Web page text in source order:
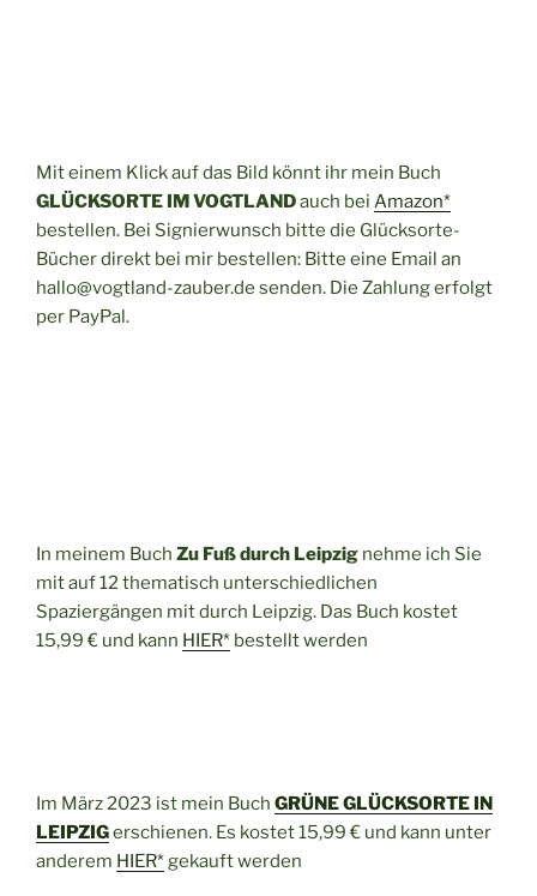
Mit einem Klick auf das Bild könnt ihr mein Buch
GLÜCKSORTE IM VOGTLANDauch bei Amazon*
bestellen. Bei Signierwunsch bitte die Glücksorte-
Bücher direkt bei mir bestellen: Bitte eine Email an
hallo@vogtland-zauber.de senden. Die Zahlung erfolgt
per PayPal.
In meinem Buch Zu Fuß durch Leipzig nehme ich Sie
mit auf 12 thematisch unterschiedlichen
Spaziergängen mit durch Leipzig. Das Buch kostet
15,99 € und kann HIER* bestellt werden
Im März 2023 ist mein Buch GRÜNE GLÜCKSORTE IN
LEIPZIGerschienen. Es kostet 15,99 € und kann unter
anderem HIER*gekauft werden